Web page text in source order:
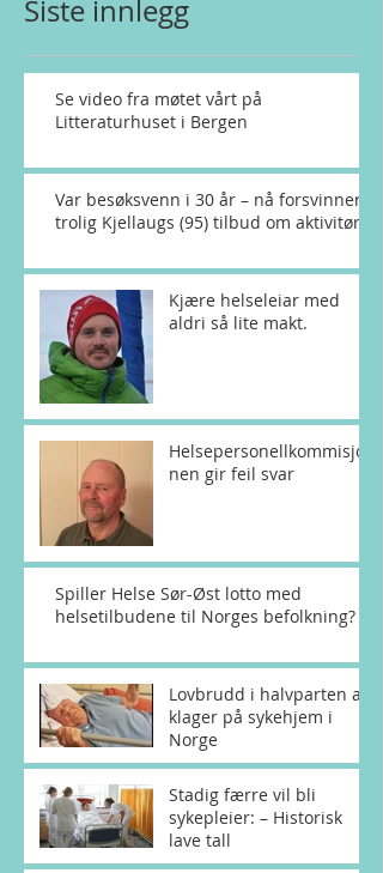
Siste innlegg
Se video fra møtet vårt på
Litteraturhuset i Bergen
Var besøksvenn i 30 år – nå forsvinner
trolig Kjellaugs (95) tilbud om aktivitør
Kjære helseleiar med
aldri så lite makt.
Helsepersonellkommisjo
nen gir feil svar
Spiller Helse Sør-Øst lotto med
helsetilbudene til Norges befolkning?
Lovbrudd i halvparten av
klager på sykehjem i
Norge
Stadig færre vil bli
sykepleier: – Historisk
lave tall